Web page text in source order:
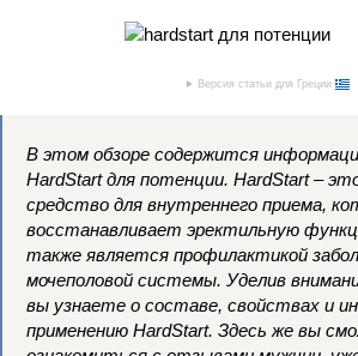
Версия статьи для Греции
В этом обзоре содержится
HardStart для потенции. HardStart –
средство для внутреннего приема,
восстанавливает эректильную
также является профилактикой
мочеполовой системы. Уделив
вы узнаете о составе, свойствах и
применению HardStart. Здесь же вы